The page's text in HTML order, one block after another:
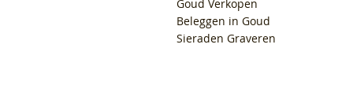
Goud Verkopen
Beleggen in Goud
Sieraden Graveren